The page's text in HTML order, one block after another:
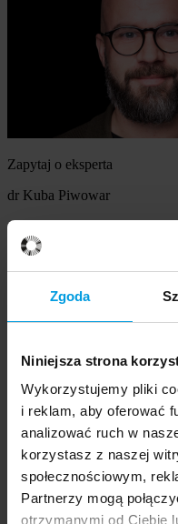
Zgoda
Niniejsza strona
Wykorzystujemy pliki
i reklam, aby oferować
analizować ruch w
korzystasz z naszej
społecznościowym,
Partnerzy mogą
otrzymanymi od Ciebie
Zapytaj o eksperta
dr Kuba Piwowar
Szukasz
Wybierz temat
Ekspert
udzielenie wywiadu
komentarz do artykułu
udział w audycji radiowej
udział w nagraniu
udział w audycji
udział w nagraniu
Inne
Opisz temat zapytania
wydarzenie, które będą